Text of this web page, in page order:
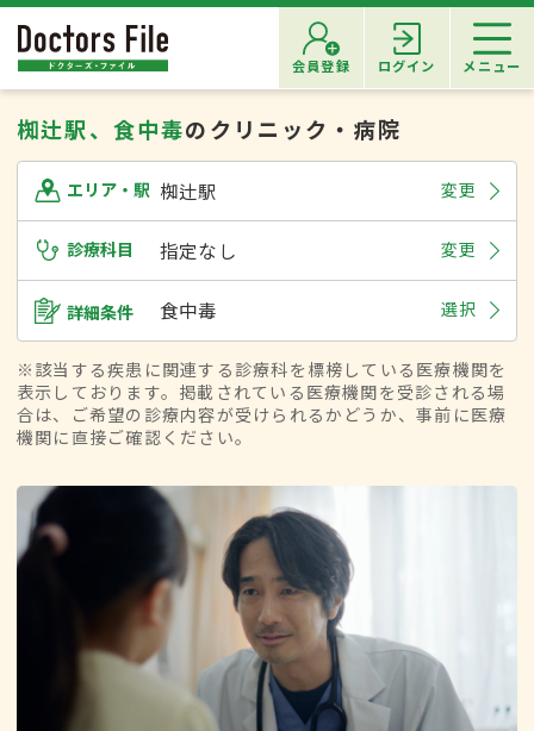
会員登録 ログイン メニュー
椥辻駅、食中毒のクリニック・病院
エリア・駅 椥辻駅 変更
診療科目 指定なし 変更
詳細条件 食中毒 選択
※該当する疾患に関連する診療科を標榜している医療機関を
表示しております。掲載されている医療機関を受診される場
合は、ご希望の診療内容が受けられるかどうか、事前に医療
機関に直接ご確認ください。